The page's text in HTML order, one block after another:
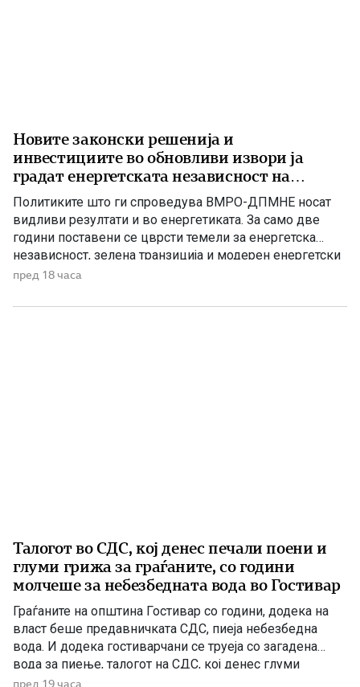
Новите законски решенија и
инвестициите во обновливи извори ја
градат енергетската независност на
Македонија
Политиките што ги спроведува ВМРО-ДПМНЕ носат
видливи резултати и во енергетиката. За само две
години поставени се цврсти темели за енергетска
независност, зелена транзиција и модерен енергетски
систем кој ќе обезбеди сигурност, нови инвестиции и
има нов Закон за енергетика, усогласен со европските
пред 18 часа
Талогот во СДС, кој денес печали поени и
глуми грижа за граѓаните, со години
молчеше за небезбедната вода во Гостивар
Граѓаните на општина Гостивар со години, додека на
власт беше предавничката СДС, пиеја небезбедна
вода. И додека гостиварчани се труеја со загадена
вода за пиење, талогот на СДС, кој денес глуми
загриженост, само за да ќари некој беден политички
пред 19 часа